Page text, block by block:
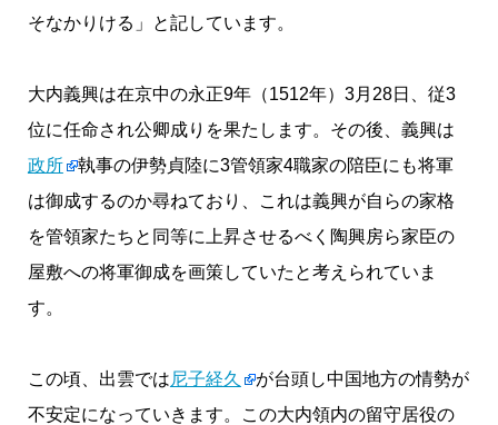
そなかりける」と記しています。
大内義興は在京中の永正9年（1512年）3月28日、従3
位に任命され公卿成りを果たします。その後、義興は
政所
執事の伊勢貞陸に3管領家4職家の陪臣にも将軍
は御成するのか尋ねており、これは義興が自らの家格
を管領家たちと同等に上昇させるべく陶興房ら家臣の
屋敷への将軍御成を画策していたと考えられていま
す。
この頃、出雲では尼子経久
が台頭し中国地方の情勢が
不安定になっていきます。この大内領内の留守居役の